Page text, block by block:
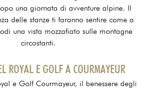
una giornata di avventure alpine. Il
delle stanze ti faranno sentire come a
una vista mozzafiato sulle montagne
circostanti.
ROYAL E GOLF A COURMAYEUR
e Golf Courmayeur, il benessere degli